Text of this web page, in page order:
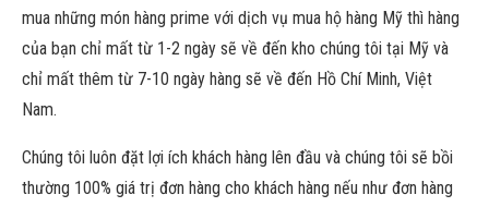
mua những món hàng prime với dịch vụ mua hộ hàng Mỹ thì hàng
của bạn chỉ mất từ 1-2 ngày sẽ về đến kho chúng tôi tại Mỹ và
chỉ mất thêm từ 7-10 ngày hàng sẽ về đến Hồ Chí Minh, Việt
Nam.
Chúng tôi luôn đặt lợi ích khách hàng lên đầu và chúng tôi sẽ bồi
thường 100% giá trị đơn hàng cho khách hàng nếu như đơn hàng